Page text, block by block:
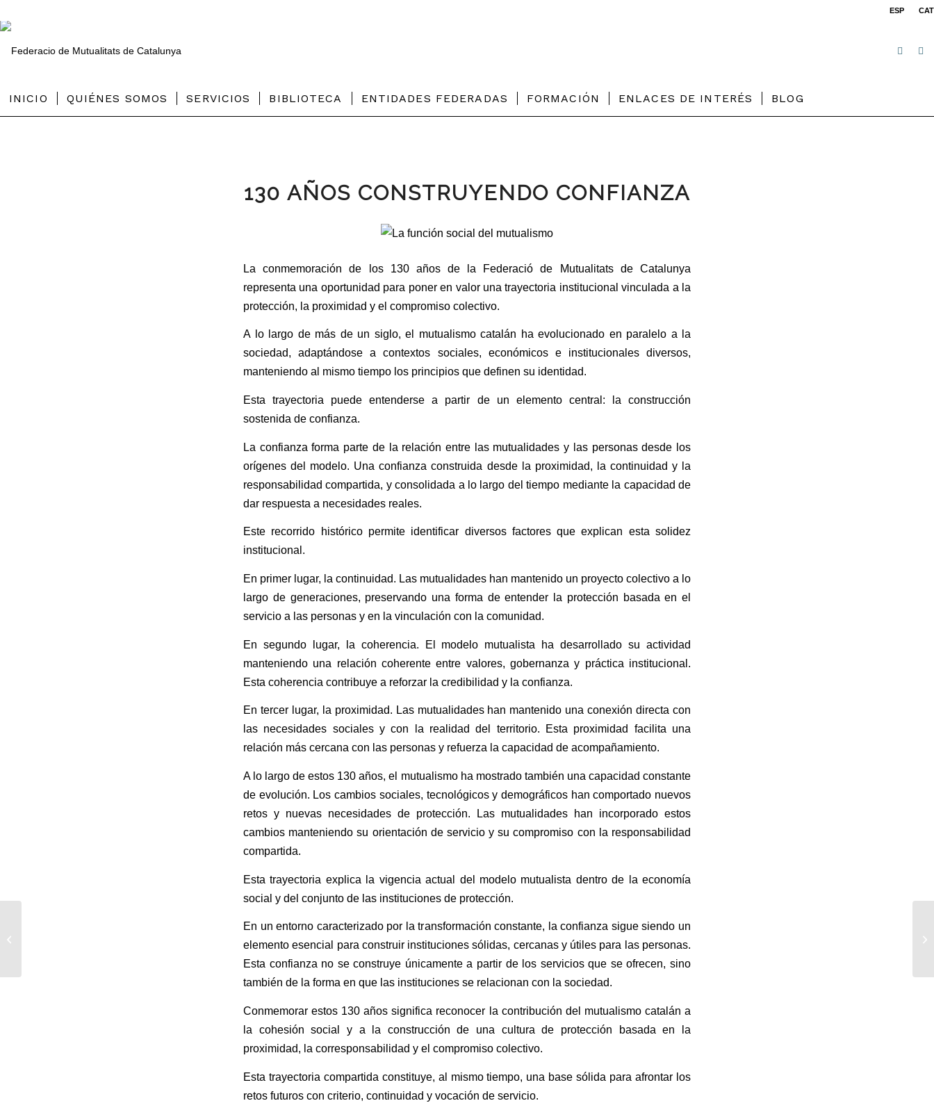
ESP CAT
INICIO QUIÉNES SOMOS SERVICIOS BIBLIOTECA ENTIDADES FEDERADAS FORMACIÓN ENLACES DE INTERÉS BLOG
130 AÑOS CONSTRUYENDO CONFIANZA
La conmemoración de los 130 años de la Federació de Mutualitats de Catalunya
representa una oportunidad para poner en valor una trayectoria institucional vinculada a la
protección, la proximidad y el compromiso colectivo.
A lo largo de más de un siglo, el mutualismo catalán ha evolucionado en paralelo a la
sociedad, adaptándose a contextos sociales, económicos e institucionales diversos,
manteniendo al mismo tiempo los principios que definen su identidad.
Esta trayectoria puede entenderse a partir de un elemento central: la construcción
sostenida de confianza.
La confianza forma parte de la relación entre las mutualidades y las personas desde los
orígenes del modelo. Una confianza construida desde la proximidad, la continuidad y la
responsabilidad compartida, y consolidada a lo largo del tiempo mediante la capacidad de
dar respuesta a necesidades reales.
Este recorrido histórico permite identificar diversos factores que explican esta solidez
institucional.
En primer lugar, la continuidad. Las mutualidades han mantenido un proyecto colectivo a lo
largo de generaciones, preservando una forma de entender la protección basada en el
servicio a las personas y en la vinculación con la comunidad.
En segundo lugar, la coherencia. El modelo mutualista ha desarrollado su actividad
manteniendo una relación coherente entre valores, gobernanza y práctica institucional.
Esta coherencia contribuye a reforzar la credibilidad y la confianza.
En tercer lugar, la proximidad. Las mutualidades han mantenido una conexión directa con
las necesidades sociales y con la realidad del territorio. Esta proximidad facilita una
relación más cercana con las personas y refuerza la capacidad de acompañamiento.
A lo largo de estos 130 años, el mutualismo ha mostrado también una capacidad constante
de evolución. Los cambios sociales, tecnológicos y demográficos han comportado nuevos
retos y nuevas necesidades de protección. Las mutualidades han incorporado estos
cambios manteniendo su orientación de servicio y su compromiso con la responsabilidad
compartida.
Esta trayectoria explica la vigencia actual del modelo mutualista dentro de la economía
social y del conjunto de las instituciones de protección.
En un entorno caracterizado por la transformación constante, la confianza sigue siendo un
elemento esencial para construir instituciones sólidas, cercanas y útiles para las personas.
Esta confianza no se construye únicamente a partir de los servicios que se ofrecen, sino
también de la forma en que las instituciones se relacionan con la sociedad.
Conmemorar estos 130 años significa reconocer la contribución del mutualismo catalán a
la cohesión social y a la construcción de una cultura de protección basada en la
proximidad, la corresponsabilidad y el compromiso colectivo.
Esta trayectoria compartida constituye, al mismo tiempo, una base sólida para afrontar los
retos futuros con criterio, continuidad y vocación de servicio.